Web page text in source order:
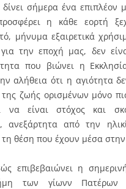
σήμερα ένα επιπλέον
η κάθε εορτή
μήνυμα εξαιρετικά
για την εποχή μας, δεν
που βιώνει η
αλήθεια ότι η αγιότητα
της ζωής ορισμένων μόνο
να είναι στόχος και
ανεξάρτητα από την
θέση που έχουν μέσα στην
επιβεβαιώνει η
των γίωνν Πατέρων